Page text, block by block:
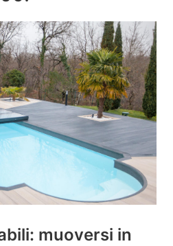
muoversi in